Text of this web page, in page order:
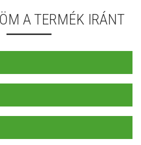
A TERMÉK IRÁNT